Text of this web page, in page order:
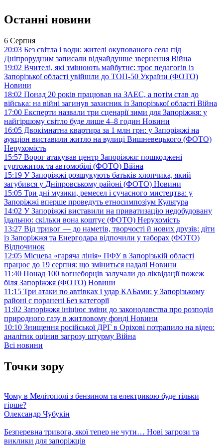
Останні новини
6 Серпня
20:03 Без світла і води: жителі окупованого села під
Дніпрорудним записали відчайдушне звернення Війна
19:02 Вчителі, які змінюють майбутнє: троє педагогів із
Запорізької області увійшли до ТОП-50 України (ФОТО)
Новини
18:02 Понад 20 років працював на ЗАЕС, а потім став до
війська: на війні загинув захисник із Запорізької області Війна
17:00 Експерти назвали три сценарії зими для Запоріжжя: у
найгіршому світло буде лише 4–8 годин Новини
16:05 Двокімнатна квартира за 1 млн грн: у Запоріжжі на
аукціон виставили житло на вулиці Вишневецького (ФОТО)
Нерухомість
15:57 Ворог атакував центр Запоріжжя: пошкоджені
гуртожиток та автомобілі (ФОТО) Війна
15:19 У Запоріжжі розшукують батьків хлопчика, який
загубився у Дніпровському районі (ФОТО) Новини
15:05 Три дні музики, ремесел і сучасного мистецтва: у
Запоріжжі вперше проведуть етносимпозіум Культура
14:02 У Запоріжжі виставили на приватизацію недобудовану
їдальню: скільки вона коштує (ФОТО) Нерухомість
13:27 Від тривог — до наметів, творчості й нових друзів: діти
із Запоріжжя та Енергодара відпочили у таборах (ФОТО)
Відпочинок
12:05 Місцева «гаряча лінія» ПФУ в Запорізькій області
працює до 19 серпня: що зміниться надалі Новини
11:40 Понад 100 вогнеборців залучали до ліквідації пожеж
біля Запоріжжя (ФОТО) Новини
11:15 Три атаки по автівках і удар КАБами: у Запорізькому
районі є поранені Без категорії
11:02 Запоріжжя ініціює зміни до законодавства про розподіл
природного газу в житловому фонді Новини
10:10 Знищення російської ДРГ в Оріхові потрапило на відео:
аналітик оцінив загрозу штурму Війна
Всі новини
Точки зору
Чому в Мелітополі з бензином та електрикою буде тільки
гірше?
Олександр Чубукін
Безперевна тривога, якої тепер не чути… Нові загрози та
виклики для запоріжців